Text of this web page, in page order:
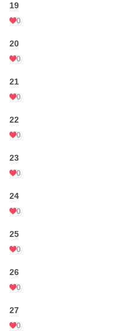
19
0
20
0
21
0
22
0
23
0
24
0
25
0
26
0
27
0